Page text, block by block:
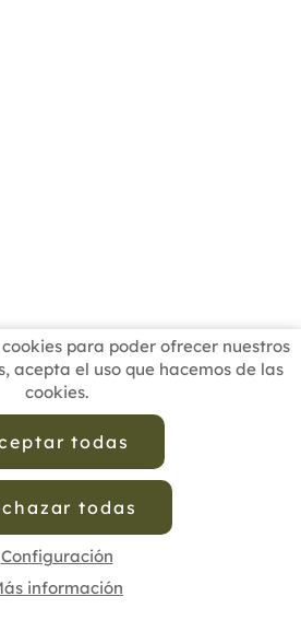
para poder ofrecer nuestros
acepta el uso que hacemos de las
cookies.
todas
todas
Configuración
información
PROFESIONALES
CONTACTO
de Privacidad de Datos
Política de Cookies
de Cookies
y programación por